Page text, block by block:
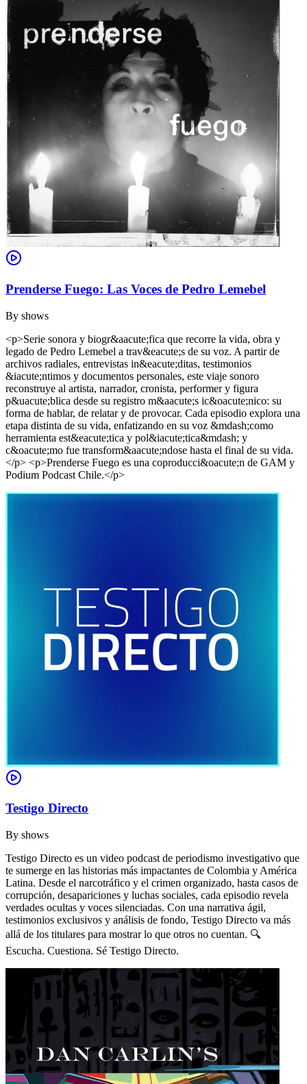
Prenderse Fuego: Las Voces de Pedro Lemebel
By shows
<p>Serie sonora y biogr&aacute;fica que recorre la vida, obra y
legado de Pedro Lemebel a trav&eacute;s de su voz. A partir de
archivos radiales, entrevistas in&eacute;ditas, testimonios
&iacute;ntimos y documentos personales, este viaje sonoro
reconstruye al artista, narrador, cronista, performer y figura
p&uacute;blica desde su registro m&aacute;s ic&oacute;nico: su
forma de hablar, de relatar y de provocar. Cada episodio explora una
etapa distinta de su vida, enfatizando en su voz &mdash;como
herramienta est&eacute;tica y pol&iacute;tica&mdash; y
c&oacute;mo fue transform&aacute;ndose hasta el final de su vida.
</p> <p>Prenderse Fuego es una coproducci&oacute;n de GAM y
Podium Podcast Chile.</p>
Testigo Directo
By shows
Testigo Directo es un video podcast de periodismo investigativo que
te sumerge en las historias más impactantes de Colombia y América
Latina. Desde el narcotráfico y el crimen organizado, hasta casos de
corrupción, desapariciones y luchas sociales, cada episodio revela
verdades ocultas y voces silenciadas. Con una narrativa ágil,
testimonios exclusivos y análisis de fondo, Testigo Directo va más
allá de los titulares para mostrar lo que otros no cuentan. 🔍
Escucha. Cuestiona. Sé Testigo Directo.